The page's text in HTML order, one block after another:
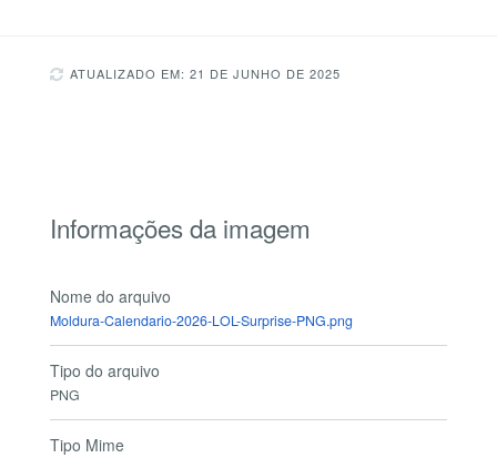
ATUALIZADO EM: 21 DE JUNHO DE 2025
Informações da imagem
Nome do arquivo
Moldura-Calendario-2026-LOL-Surprise-PNG.png
Tipo do arquivo
PNG
Tipo Mime